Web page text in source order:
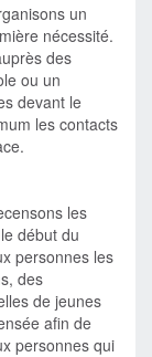
un
nécessité.
des
ou un
devant le
les contacts
les
début du
personnes les
des
de jeunes
afin de
personnes qui